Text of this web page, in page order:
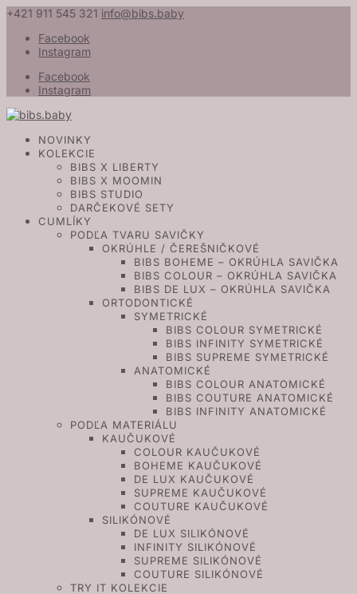
+421 911 545 321 info@bibs.baby
Facebook
Instagram
Facebook
Instagram
NOVINKY
KOLEKCIE
BIBS X LIBERTY
BIBS X MOOMIN
BIBS STUDIO
DARČEKOVÉ SETY
CUMLÍKY
PODĽA TVARU SAVIČKY
OKRÚHLE / ČEREŠNIČKOVÉ
BIBS BOHEME – OKRÚHLA SAVIČKA
BIBS COLOUR – OKRÚHLA SAVIČKA
BIBS DE LUX – OKRÚHLA SAVIČKA
ORTODONTICKÉ
SYMETRICKÉ
BIBS COLOUR SYMETRICKÉ
BIBS INFINITY SYMETRICKÉ
BIBS SUPREME SYMETRICKÉ
ANATOMICKÉ
BIBS COLOUR ANATOMICKÉ
BIBS COUTURE ANATOMICKÉ
BIBS INFINITY ANATOMICKÉ
PODĽA MATERIÁLU
KAUČUKOVÉ
COLOUR KAUČUKOVÉ
BOHEME KAUČUKOVÉ
DE LUX KAUČUKOVÉ
SUPREME KAUČUKOVÉ
COUTURE KAUČUKOVÉ
SILIKÓNOVÉ
DE LUX SILIKÓNOVÉ
INFINITY SILIKÓNOVÉ
SUPREME SILIKÓNOVÉ
COUTURE SILIKÓNOVÉ
TRY IT KOLEKCIE